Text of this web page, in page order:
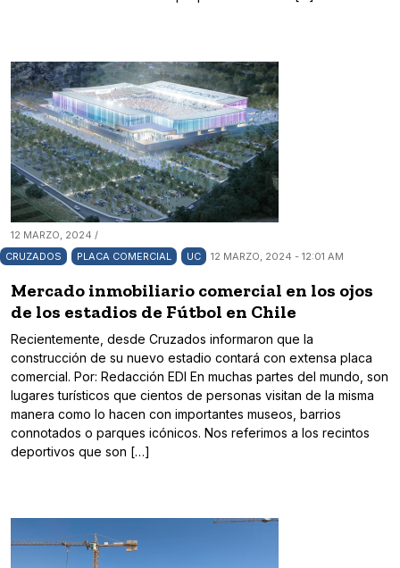
12 MARZO, 2024 /
CRUZADOS
PLACA COMERCIAL UC 12 MARZO, 2024 - 12:01 AM
Mercado inmobiliario comercial en los ojos
de los estadios de Fútbol en Chile
Recientemente, desde Cruzados informaron que la
construcción de su nuevo estadio contará con extensa placa
comercial. Por: Redacción EDI En muchas partes del mundo, son
lugares turísticos que cientos de personas visitan de la misma
manera como lo hacen con importantes museos, barrios
connotados o parques icónicos. Nos referimos a los recintos
deportivos que son […]